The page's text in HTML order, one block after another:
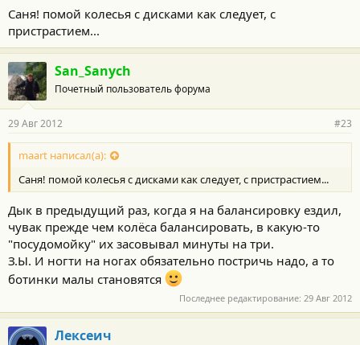
Cаня! помой колесья с дисками как следует, с
пристрастием...
San_Sanych
Почетный пользователь форума
29 Авг 2012 #23
maart написал(а):
Cаня! помой колесья с дисками как следует, с пристрастием...
Дык в предыдущий раз, когда я на балансировку ездил,
чувак прежде чем колёса балансировать, в какую-то
"посудомойку" их засовывал минуты на три.
З.Ы. И ногти на ногах обязательно постричь надо, а то
ботинки малы становятся
Последнее редактирование: 29 Авг 2012
Лексеич